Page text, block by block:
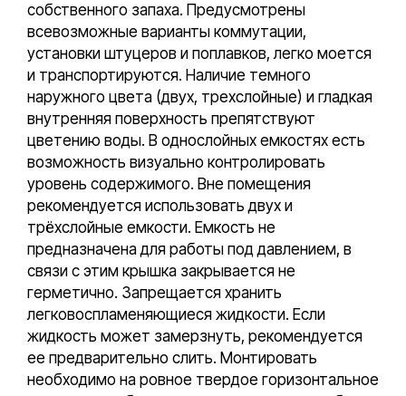
собственного запаха. Предусмотрены
всевозможные варианты коммутации,
установки штуцеров и поплавков, легко моется
и транспортируются. Наличие темного
наружного цвета (двух, трехслойные) и гладкая
внутренняя поверхность препятствуют
цветению воды. В однослойных емкостях есть
возможность визуально контролировать
уровень содержимого. Вне помещения
рекомендуется использовать двух и
трёхслойные емкости. Емкость не
предназначена для работы под давлением, в
связи с этим крышка закрывается не
герметично. Запрещается хранить
легковоспламеняющиеся жидкости. Если
жидкость может замерзнуть, рекомендуется
ее предварительно слить. Монтировать
необходимо на ровное твердое горизонтальное